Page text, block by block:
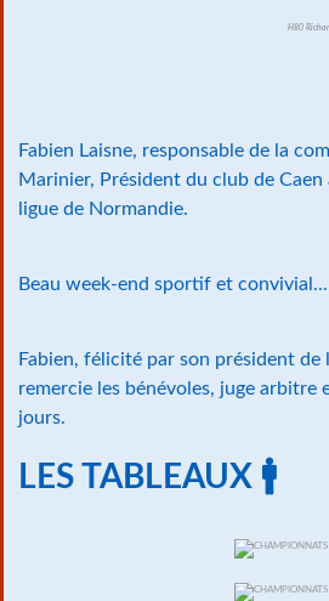
H80
Fabien Laisne, responsable de la
Marinier, Président du club de
ligue de Normandie.
Beau week-end sportif et
Fabien, félicité par son président
remercie les bénévoles, juge
jours.
LES TABLEAUX 🚹